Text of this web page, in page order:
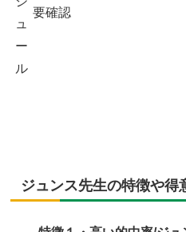
ュ
ー
ル
要確認
ジュンス先生の特徴や得